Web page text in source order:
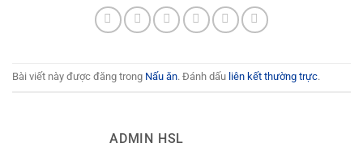
Bài viết này được đăng trong Nấu ăn. Đánh dấu liên kết thường trực.
ADMIN HSL